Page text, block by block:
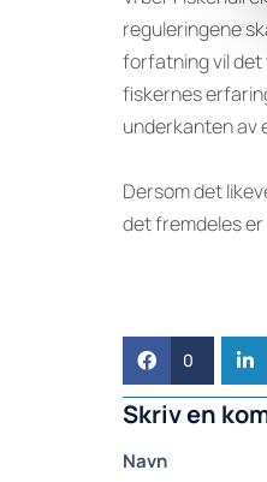
reguleringene
forfatning vil det
fiskernes
underkanten av
Dersom det
det fremdeles
0
Skriv en
Navn